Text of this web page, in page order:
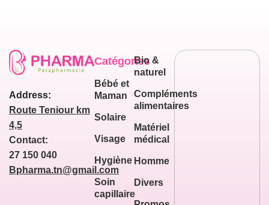
Address:
Route Teniour km
4,5
Contact:
27 150 040
Bpharma.tn@gmail.com
Catégories
Bébé et
Maman
Solaire
Visage
Hygiène
Soin
capillaire
Bio &
naturel
Compléments
alimentaires
Matériel
médical
Homme
Divers